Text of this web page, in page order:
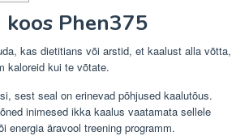
koos Phen375
kas dietitians või arstid, et kaalust alla võtta,
kaloreid kui te võtate.
sest seal on erinevad põhjused kaalutõus.
inimesed ikka kaalus vaatamata sellele
energia äravool treening programm.